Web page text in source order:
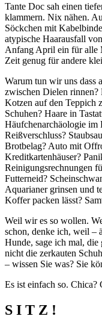
Tante Doc sah einen
klammern. Nix nähen.
Söckchen mit
atypische Haarausfall
Anfang April ein für alle
Zeit genug für andere
Warum tun wir uns dass
zwischen Dielen
Kotzen auf den Teppich
Schuhen? Haare in
Häufchenarchäologie im
Reißverschluss?
Brotbelag? Auto mit
Kreditkartenhäuser?
Reinigungsrechnungen
Futterneid?
Aquarianer grinsen und
Koffer packen lässt?
Weil wir es so wollen.
schon, denke ich, weil –
Hunde, sage ich mal,
nicht die zerkauten
– wissen Sie was? Sie
Es ist einfach so. Chica?
S I T Z !